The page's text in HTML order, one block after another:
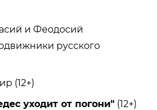
и Феодосий
русского
(12+)
уходит от погони" (12+)